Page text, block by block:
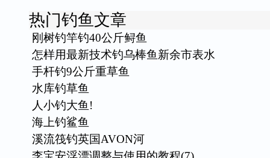
热门钓鱼文章
刚树钓竿钓40公斤鲟鱼
怎样用最新技术钓乌棒鱼新余市表水
手杆钓9公斤重草鱼
水库钓草鱼
人小钓大鱼!
海上钓鲨鱼
溪流筏钓英国AVON河